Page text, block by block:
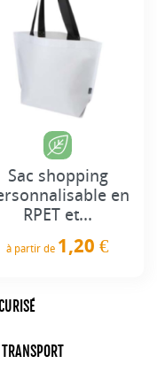
Sac shopping
en
RPET et...
à partir de 1,20 €